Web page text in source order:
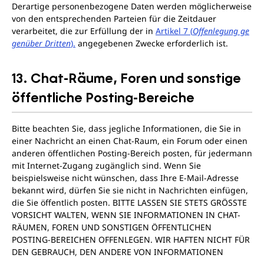
Derartige personenbezogene Daten werden möglicherweise
von den entsprechenden Parteien für die Zeitdauer
verarbeitet, die zur Erfüllung der in Artikel 7 (Offenlegung ge
genüber Dritten). angegebenen Zwecke erforderlich ist.
13. Chat-Räume, Foren und sonstige
öffentliche Posting-Bereiche
Bitte beachten Sie, dass jegliche Informationen, die Sie in
einer Nachricht an einen Chat-Raum, ein Forum oder einen
anderen öffentlichen Posting-Bereich posten, für jedermann
mit Internet-Zugang zugänglich sind. Wenn Sie
beispielsweise nicht wünschen, dass Ihre E-Mail-Adresse
bekannt wird, dürfen Sie sie nicht in Nachrichten einfügen,
die Sie öffentlich posten. BITTE LASSEN SIE STETS GRÖSSTE
VORSICHT WALTEN, WENN SIE INFORMATIONEN IN CHAT-
RÄUMEN, FOREN UND SONSTIGEN ÖFFENTLICHEN
POSTING-BEREICHEN OFFENLEGEN. WIR HAFTEN NICHT FÜR
DEN GEBRAUCH, DEN ANDERE VON INFORMATIONEN